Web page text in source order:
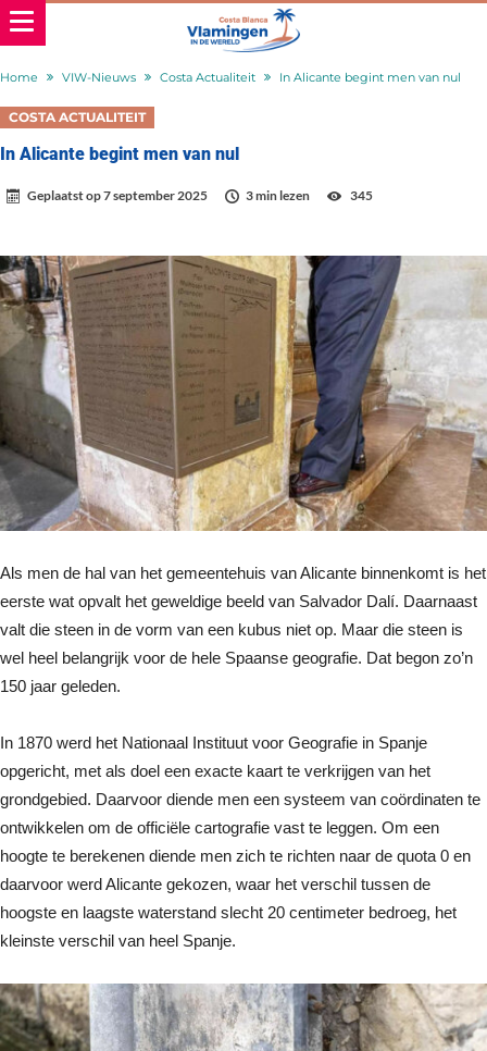
Home VIW-Nieuws Costa Actualiteit In Alicante begint men van nul
COSTA ACTUALITEIT
In Alicante begint men van nul
Geplaatst op7 september 2025 3 min lezen 345
Als men de hal van het gemeentehuis van Alicante binnenkomt is het
eerste wat opvalt het geweldige beeld van Salvador Dalí. Daarnaast
valt die steen in de vorm van een kubus niet op. Maar die steen is
wel heel belangrijk voor de hele Spaanse geografie. Dat begon zo’n
150 jaar geleden.
In 1870 werd het Nationaal Instituut voor Geografie in Spanje
opgericht, met als doel een exacte kaart te verkrijgen van het
grondgebied. Daarvoor diende men een systeem van coördinaten te
ontwikkelen om de officiële cartografie vast te leggen. Om een
hoogte te berekenen diende men zich te richten naar de quota 0 en
daarvoor werd Alicante gekozen, waar het verschil tussen de
hoogste en laagste waterstand slecht 20 centimeter bedroeg, het
kleinste verschil van heel Spanje.